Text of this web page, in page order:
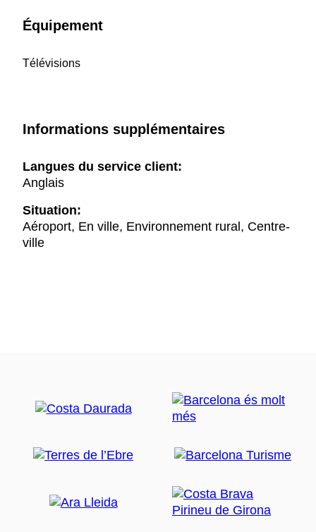
Équipement
Télévisions
Informations supplémentaires
Langues du service client:
Anglais
Situation:
Aéroport, En ville, Environnement rural, Centre-
ville